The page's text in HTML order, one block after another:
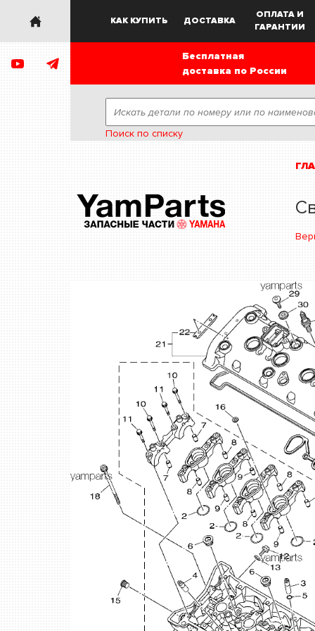
КАК КУПИТЬ ДОСТАВКА
ОПЛАТА И
ГАРАНТИИ
Бесплатная
доставка по России
Поиск по списку